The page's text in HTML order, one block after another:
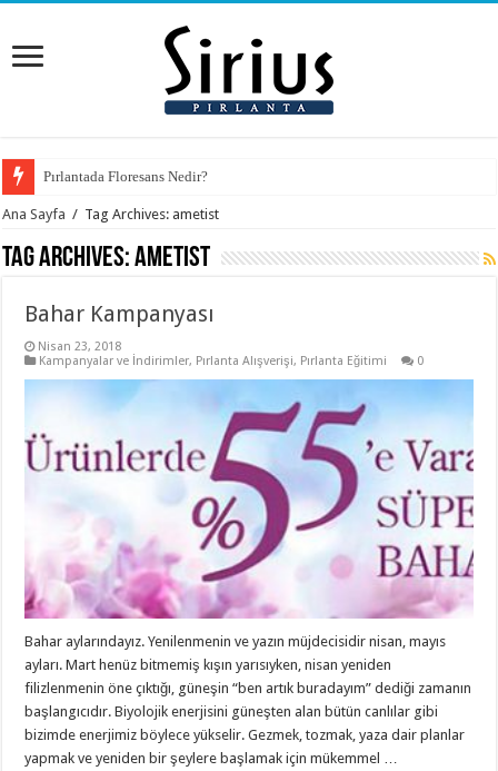
Pırlantada Floresans Nedir?
Ana Sayfa / Tag Archives: ametist
Tag Archives:ametist
Bahar Kampanyası
Nisan 23, 2018
Kampanyalar ve İndirimler, Pırlanta Alışverişi, Pırlanta Eğitimi 0
Bahar aylarındayız. Yenilenmenin ve yazın müjdecisidir nisan, mayıs
ayları. Mart henüz bitmemiş kışın yarısıyken, nisan yeniden
filizlenmenin öne çıktığı, güneşin “ben artık buradayım” dediği zamanın
başlangıcıdır. Biyolojik enerjisini güneşten alan bütün canlılar gibi
bizimde enerjimiz böylece yükselir. Gezmek, tozmak, yaza dair planlar
yapmak ve yeniden bir şeylere başlamak için mükemmel …